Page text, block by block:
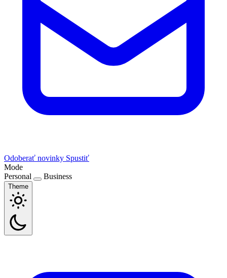
Odoberať novinky Spustiť
Mode
Personal
Business
Theme